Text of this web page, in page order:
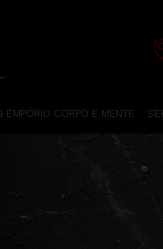
EMPÓRIO CORPO E MENTE